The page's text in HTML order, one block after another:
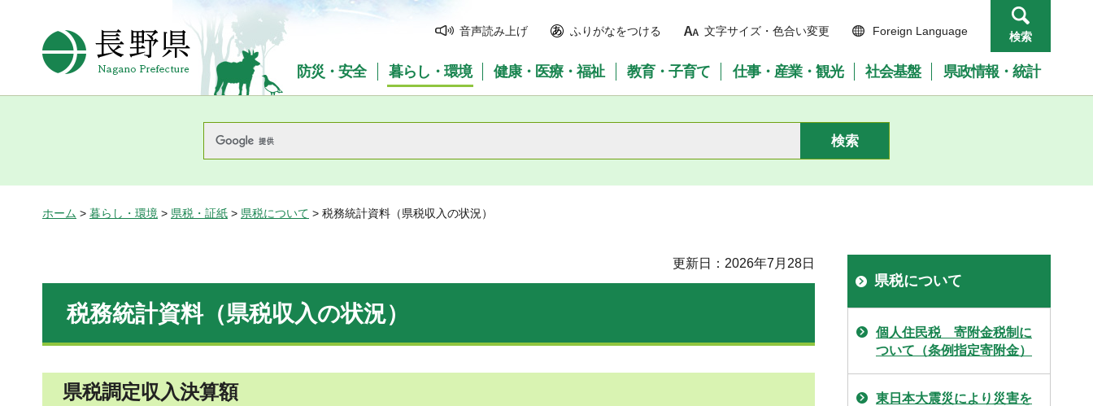
長野県Nagano Prefecture
音声読み上げ ふりがなをつける 文字サイズ・色合い変更 Foreign Language 検索
防災・安全 暮らし・環境 健康・医療・福祉 教育・子育て 仕事・産業・観光 社会基盤 県政情報・統計
ホーム > 暮らし・環境 > 県税・証紙 > 県税について > 税務統計資料（県税収入の状況）
更新日：2026年7月28日
税務統計資料（県税収入の状況）
県税調定収入決算額
県税について
個人住民税 寄附金税制に
ついて（条例指定寄附金）
東日本大震災により災害を